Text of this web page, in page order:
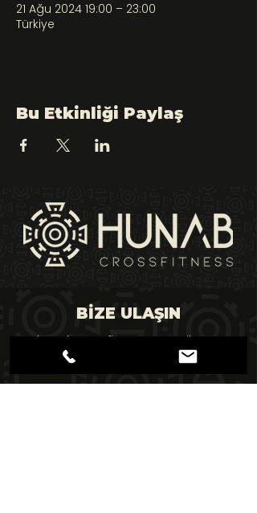
21 Ağu 2024 19:00 – 23:00
Türkiye
Bu Etkinliği Paylaş
BİZE ULAŞIN
hunabcrossfitness@gmail.com
+90 507 099 87 07